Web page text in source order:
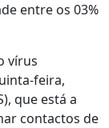
entre os 03%
vírus
feira,
que está a
contactos de